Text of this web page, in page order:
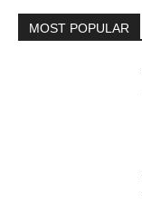
MOST POPULAR